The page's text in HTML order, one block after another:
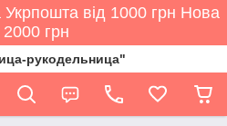
від 1000 грн Нова
2000 грн
рукодельница"